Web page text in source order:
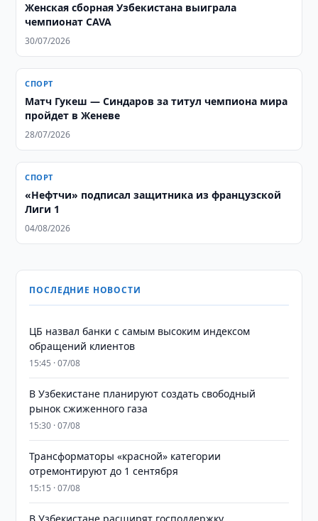
Женская сборная Узбекистана выиграла
чемпионат CAVA
30/07/2026
СПОРТ
Матч Гукеш — Синдаров за титул чемпиона мира
пройдет в Женеве
28/07/2026
СПОРТ
«Нефтчи» подписал защитника из французской
Лиги 1
04/08/2026
ПОСЛЕДНИЕ НОВОСТИ
ЦБ назвал банки с самым высоким индексом
обращений клиентов
15:45 · 07/08
В Узбекистане планируют создать свободный
рынок сжиженного газа
15:30 · 07/08
Трансформаторы «красной» категории
отремонтируют до 1 сентября
15:15 · 07/08